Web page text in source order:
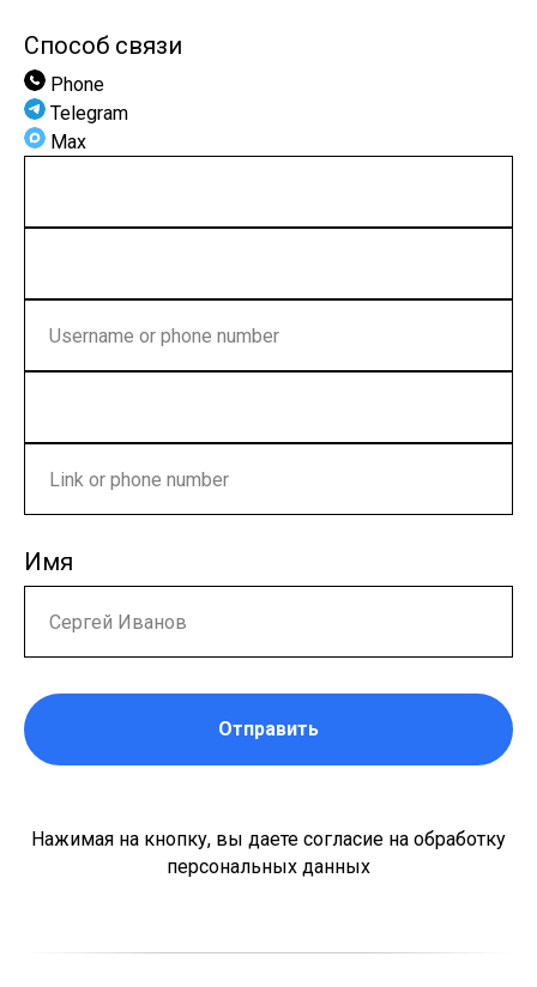
Способ связи
Phone
Telegram
Max
Имя
Отправить
Нажимая на кнопку, вы даете согласие на обработку
персональных данных